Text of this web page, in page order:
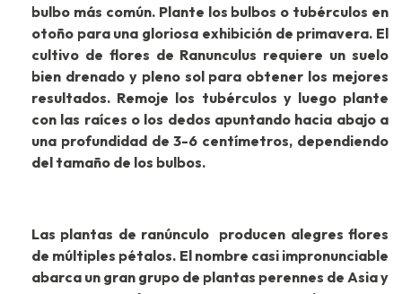
bulbo más común. Plante los bulbos o tubérculos en
otoño para una gloriosa exhibición de primavera. El
cultivo de flores de Ranunculus requiere un suelo
bien drenado y pleno sol para obtener los mejores
resultados. Remoje los tubérculos y luego plante
con las raíces o los dedos apuntando hacia abajo a
una profundidad de 3-6 centímetros, dependiendo
del tamaño de los bulbos.
Las plantas de ranúnculo producen alegres flores
de múltiples pétalos. El nombre casi impronunciable
abarca un gran grupo de plantas perennes de Asia y